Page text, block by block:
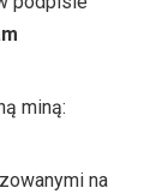
miną:
na